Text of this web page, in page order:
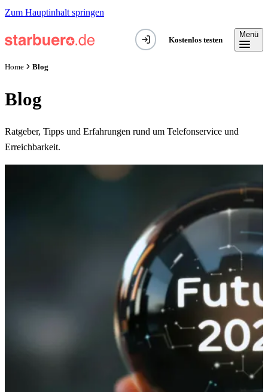
Zum Hauptinhalt springen
Kostenlos testen
Menü
Home Blog
Blog
Ratgeber, Tipps und Erfahrungen rund um Telefonservice und
Erreichbarkeit.